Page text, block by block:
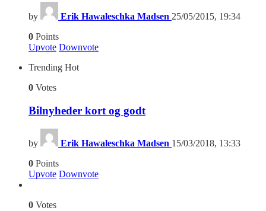
by Erik Hawaleschka Madsen 25/05/2015, 19:34
0 Points
Upvote Downvote
Trending Hot
0 Votes
Bilnyheder kort og godt
by Erik Hawaleschka Madsen 15/03/2018, 13:33
0 Points
Upvote Downvote
0 Votes